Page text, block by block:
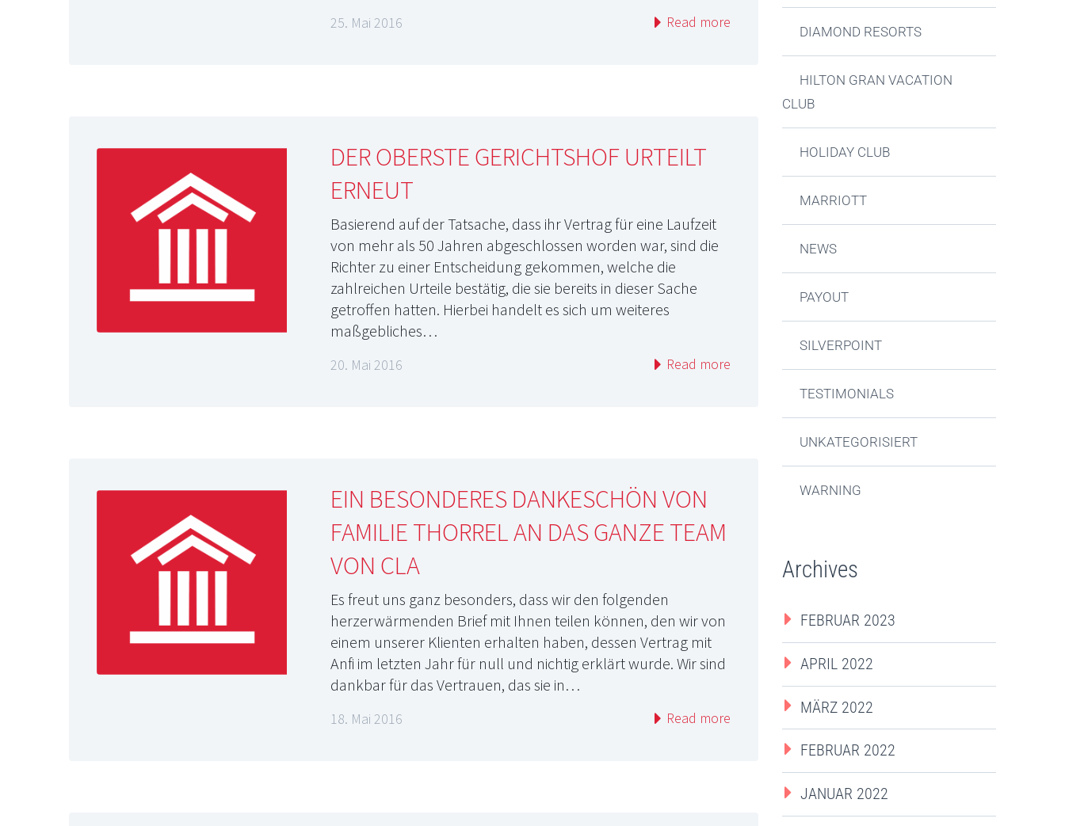
25. Mai 2016 Read more
DER OBERSTE GERICHTSHOF URTEILT
ERNEUT
Basierend auf der Tatsache, dass ihr Vertrag für eine Laufzeit
von mehr als 50 Jahren abgeschlossen worden war, sind die
Richter zu einer Entscheidung gekommen, welche die
zahlreichen Urteile bestätig, die sie bereits in dieser Sache
getroffen hatten. Hierbei handelt es sich um weiteres
maßgebliches…
20. Mai 2016 Read more
EIN BESONDERES DANKESCHÖN VON
FAMILIE THORREL AN DAS GANZE TEAM
VON CLA
Es freut uns ganz besonders, dass wir den folgenden
herzerwärmenden Brief mit Ihnen teilen können, den wir von
einem unserer Klienten erhalten haben, dessen Vertrag mit
Anfi im letzten Jahr für null und nichtig erklärt wurde. Wir sind
dankbar für das Vertrauen, das sie in…
18. Mai 2016 Read more
DIAMOND RESORTS
HILTON GRAN VACATION
CLUB
HOLIDAY CLUB
MARRIOTT
NEWS
PAYOUT
SILVERPOINT
TESTIMONIALS
UNKATEGORISIERT
WARNING
Archives
FEBRUAR 2023
APRIL 2022
MÄRZ 2022
FEBRUAR 2022
JANUAR 2022